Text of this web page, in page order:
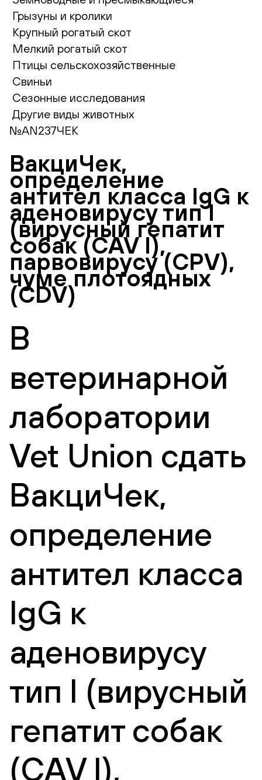
Грызуны и кролики
Крупный рогатый скот
Мелкий рогатый скот
Птицы сельскохозяйственные
Свиньи
Сезонные исследования
Другие виды животных
№AN237ЧЕК
ВакциЧек,
определение
антител класса IgG к
аденовирусу тип I
(вирусный гепатит
собак (СAV I),
парвовирусу (CPV),
чуме плотоядных
(CDV)
В
ветеринарной
лаборатории
Vet Union сдать
ВакциЧек,
определение
антител класса
IgG к
аденовирусу
тип I (вирусный
гепатит собак
(СAV I),